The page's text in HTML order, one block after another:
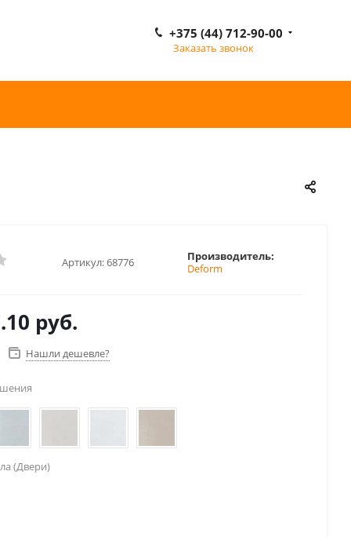
+375 (44) 712-90-00
Заказать звонок
Артикул:68776
Производитель:
Deform
руб.
Нашли дешевле?
(Двери)